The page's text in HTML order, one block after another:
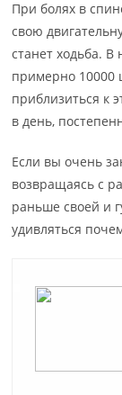
При болях в
свою
станет ходьба.
примерно 10000
приблизиться к
в день,
Если вы очень
возвращаясь с
раньше своей и
удивляться